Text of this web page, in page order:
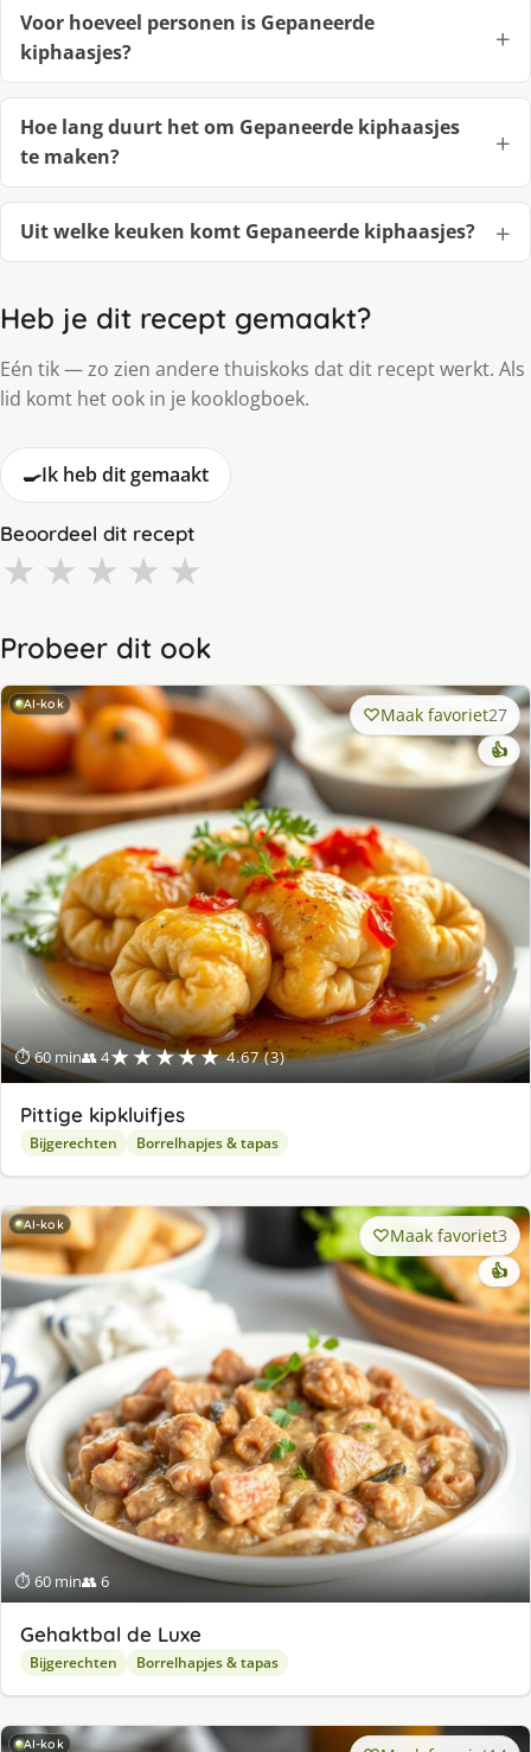
Voor hoeveel personen is Gepaneerde
kiphaasjes?
Hoe lang duurt het om Gepaneerde kiphaasjes
te maken?
Uit welke keuken komt Gepaneerde kiphaasjes?
Heb je dit recept gemaakt?
Eén tik — zo zien andere thuiskoks dat dit recept werkt. Als
lid komt het ook in je kooklogboek.
🍳Ik heb dit gemaakt
Beoordeel dit recept
★ ★ ★ ★ ★
Probeer dit ook
AI-kok
⏱ 60 min👥 4★★★★★ 4.67 (3)
Maak favoriet27
👍
Pittige kipkluifjes
Bijgerechten Borrelhapjes & tapas
AI-kok
⏱ 60 min👥 6
Maak favoriet3
👍
Gehaktbal de Luxe
Bijgerechten Borrelhapjes & tapas
AI-kok